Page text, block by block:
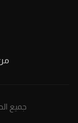
جميع